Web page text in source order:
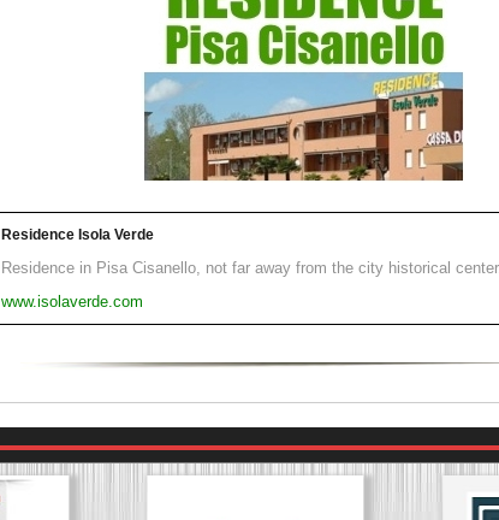
Residence Isola Verde
Residence in Pisa Cisanello, not far away from the city historical center.
www.isolaverde.com